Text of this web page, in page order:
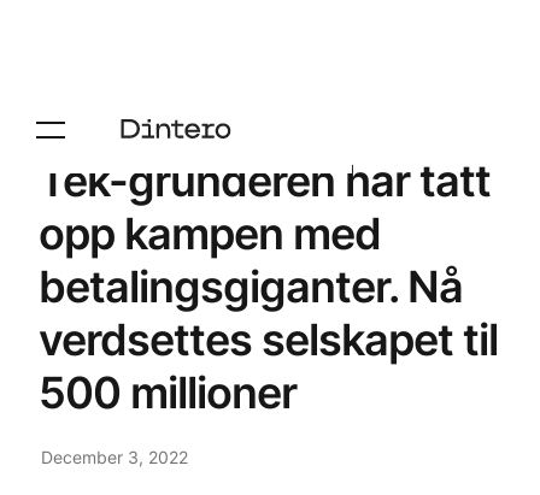
Tek-gründeren har tatt
opp kampen med
betalingsgiganter. Nå
verdsettes selskapet til
500 millioner
December 3, 2022